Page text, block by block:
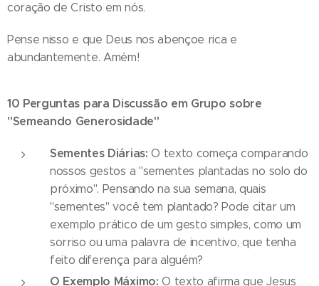
coração de Cristo em nós.
Pense nisso e que Deus nos abençoe rica e
abundantemente. Amém!
10 Perguntas para Discussão em Grupo sobre
"Semeando Generosidade"
Sementes Diárias: O texto começa comparando
nossos gestos a "sementes plantadas no solo do
próximo". Pensando na sua semana, quais
"sementes" você tem plantado? Pode citar um
exemplo prático de um gesto simples, como um
sorriso ou uma palavra de incentivo, que tenha
feito diferença para alguém?
O Exemplo Máximo: O texto afirma que Jesus